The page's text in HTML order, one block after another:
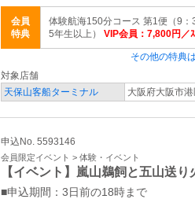
会員
特典
体験航海150分コース 第1便（9
5年生以上） VIP会員：7,800円／
その他の特典
対象店舗
天保山客船ターミナル
大阪府大阪市
申込No. 5593146
会員限定イベント > 体験・イベント
【イベント】嵐山鵜飼と五山送
■申込期間：3日前の18時まで